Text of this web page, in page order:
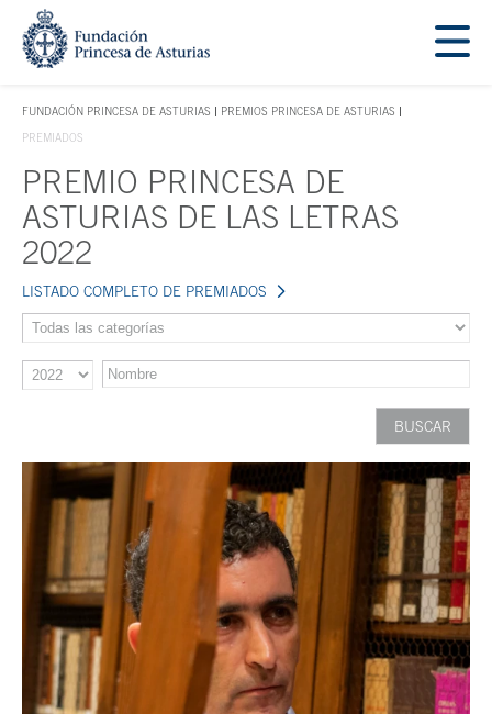
Saltar navegación. Ir directamente al contenido principal
FUNDACIÓN PRINCESA DE ASTURIAS
TECLA DE ACCESO 1
PREMIOS PRINCESA DE ASTURIAS
PREMIADOS
Contenido principal
PREMIO PRINCESA DE
ASTURIAS DE LAS LETRAS
2022
LISTADO COMPLETO DE PREMIADOS